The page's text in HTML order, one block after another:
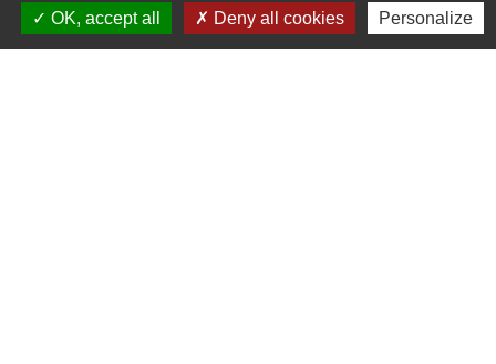
Contacts
OK, accept all
Deny all cookies Personalize